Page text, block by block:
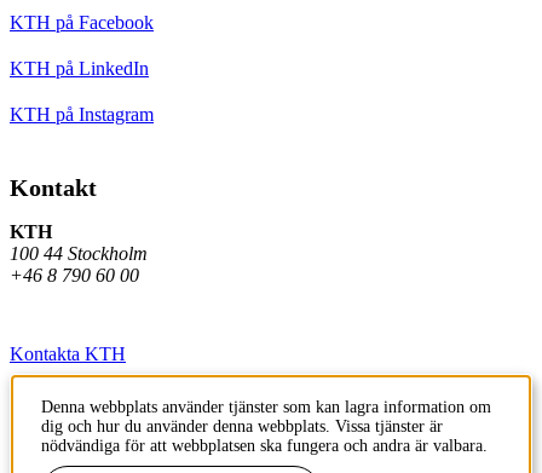
KTH på Facebook
KTH på LinkedIn
KTH på Instagram
Kontakt
KTH
100 44 Stockholm
+46 8 790 60 00
Kontakta KTH
Jobba på KTH
Press och media
Denna webbplats använder tjänster som kan lagra information om
dig och hur du använder denna webbplats. Vissa tjänster är
nödvändiga för att webbplatsen ska fungera och andra är valbara.